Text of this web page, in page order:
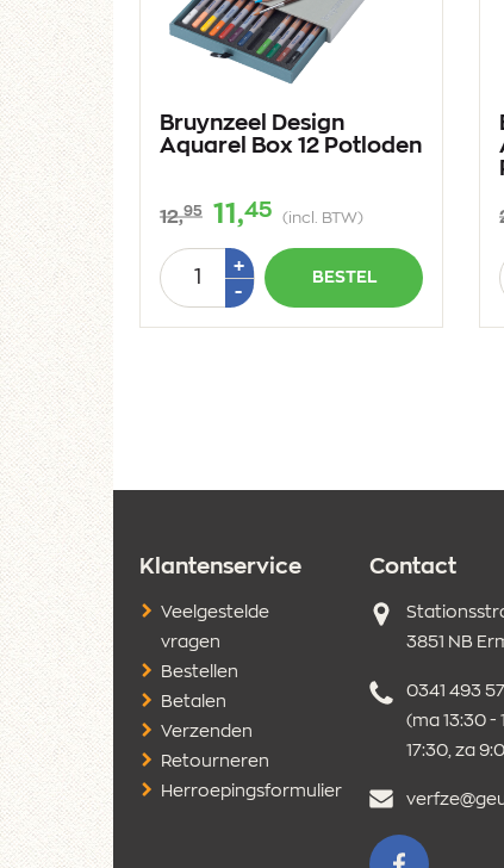
Bruynzeel Design
Aquarel Box 12 Potloden
12,95 11,45 (incl. BTW)
Aantal +Plus
-Min
BESTEL
Klantenservice
Veelgestelde
vragen
Bestellen
Betalen
Verzenden
Retourneren
Herroepingsformulier
Contact
Adres
3851 NB
0341 493
(ma 13:30 -
17:30, za
E-